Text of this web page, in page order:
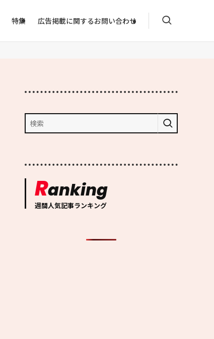
特集 広告掲載に関するお問い合わせ
Ranking
週間人気記事ランキング